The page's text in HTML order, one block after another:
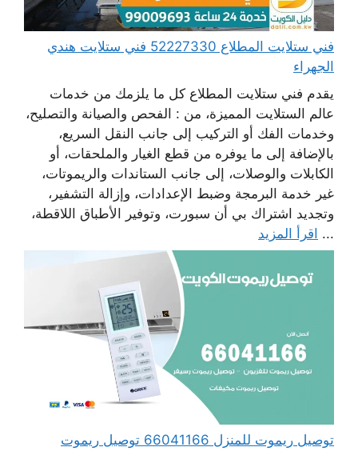
فني ستلايت المطلاع 52227330 فني ستلايت هندي
الجهراء
يقدم فني ستلايت المطلاع كل ما يلزمك من خدمات
عالم الستلايت المميزة، من : الفحص والصيانة والتصليح،
وخدمات الفك أو التركيب إلى جانب النقل السريع،
بالإضافة إلى ما يوفره من قطع الغيار والملحقات، أو
الكابلات والوصلات، إلى جانب الستاندات والريموتات،
غير خدمة البرمجة وضبط الإعدادات، وإزالة التشفير،
وتجديد اشتراك بي أن سبورت، وتوفير الأطباق اللاقطة،
... اقرأ المزيد
توصيل ريموت للمنزل 66041166 توصيل ريموت